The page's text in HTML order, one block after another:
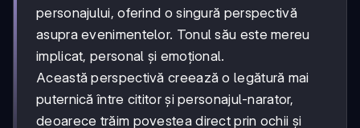
personajului, oferind o singură perspectivă
asupra evenimentelor. Tonul său este mereu
implicat, personal și emoțional.
Această perspectivă creează o legătură mai
puternică între cititor și personajul-narator,
deoarece trăim povestea direct prin ochii și